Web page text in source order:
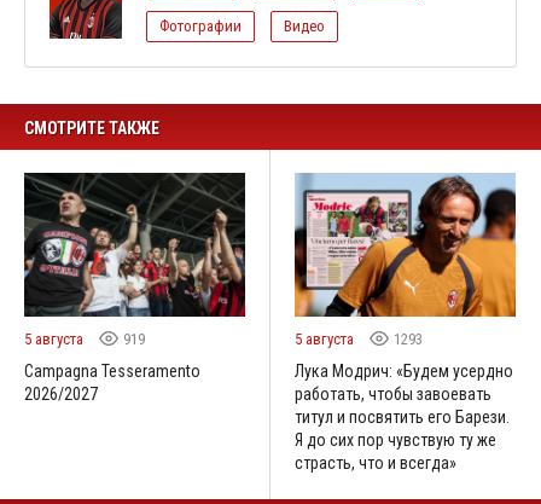
Фотографии Видео
СМОТРИТЕ ТАКЖЕ
5 августа 919
Campagna Tesseramento
2026/2027
5 августа 1293
Лука Модрич: «Будем усердно
работать, чтобы завоевать
титул и посвятить его Барези.
Я до сих пор чувствую ту же
страсть, что и всегда»